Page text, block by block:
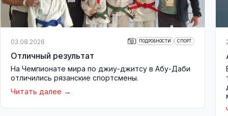
03.08.2026 ПОДРОБНОСТИ СПОРТ
Отличный результат
На Чемпионате мира по джиу-джитсу в Абу-Даби
отличились рязанские спортсмены.
Читать далее